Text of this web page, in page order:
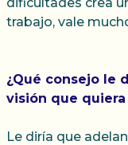
trabajo, vale
¿Qué consejo le
visión que
Le diría que